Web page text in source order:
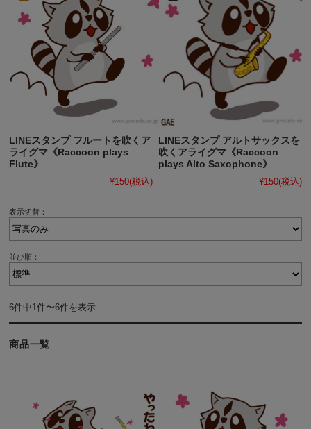
LINEスタンプ フルートを吹くア
ライグマ《Raccoon plays
Flute》
¥150(税込)
LINEスタンプ アルトサックスを
吹くアライグマ《Raccoon
plays Alto Saxophone》
¥150(税込)
表示切替：
並び順：
6件中1件〜6件を表示
商品一覧